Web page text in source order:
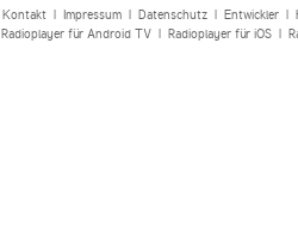
Kontakt| Impressum| Datenschutz| Entwickler|
Radioplayer für Android TV| Radioplayer für iOS|